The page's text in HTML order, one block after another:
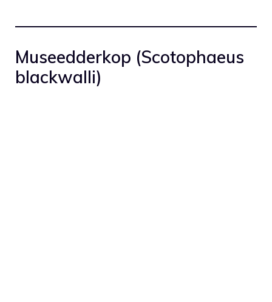
Museedderkop (Scotophaeus
blackwalli)